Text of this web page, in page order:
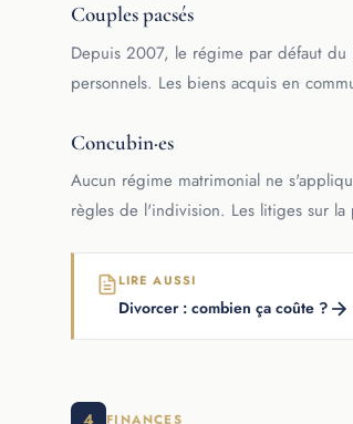
Couples pacsés
Depuis 2007, le régime par défaut du
personnels. Les biens acquis en
Concubin·es
Aucun régime matrimonial ne
règles de l'indivision. Les litiges sur
LIRE AUSSI
Divorcer : combien ça coûte ?
FINANCES